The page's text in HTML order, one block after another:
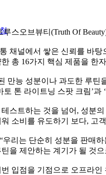
스오브뷰티(Truth Of
채널에서 쌓은 신뢰를 바
총 16가지 핵심 제품을 한
만능 성분이나 과도한 루틴
토 톤 라이트닝 스팟 크림’과
스트하는 것을 넘어, 성분
소비를 유도하기 보다, 고
우리는 단순히 성분을 판매
을 제안하는 계기가 될 것
입점을 기점으로 오프라